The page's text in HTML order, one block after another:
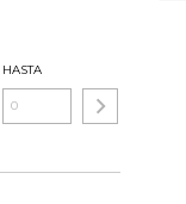
HASTA